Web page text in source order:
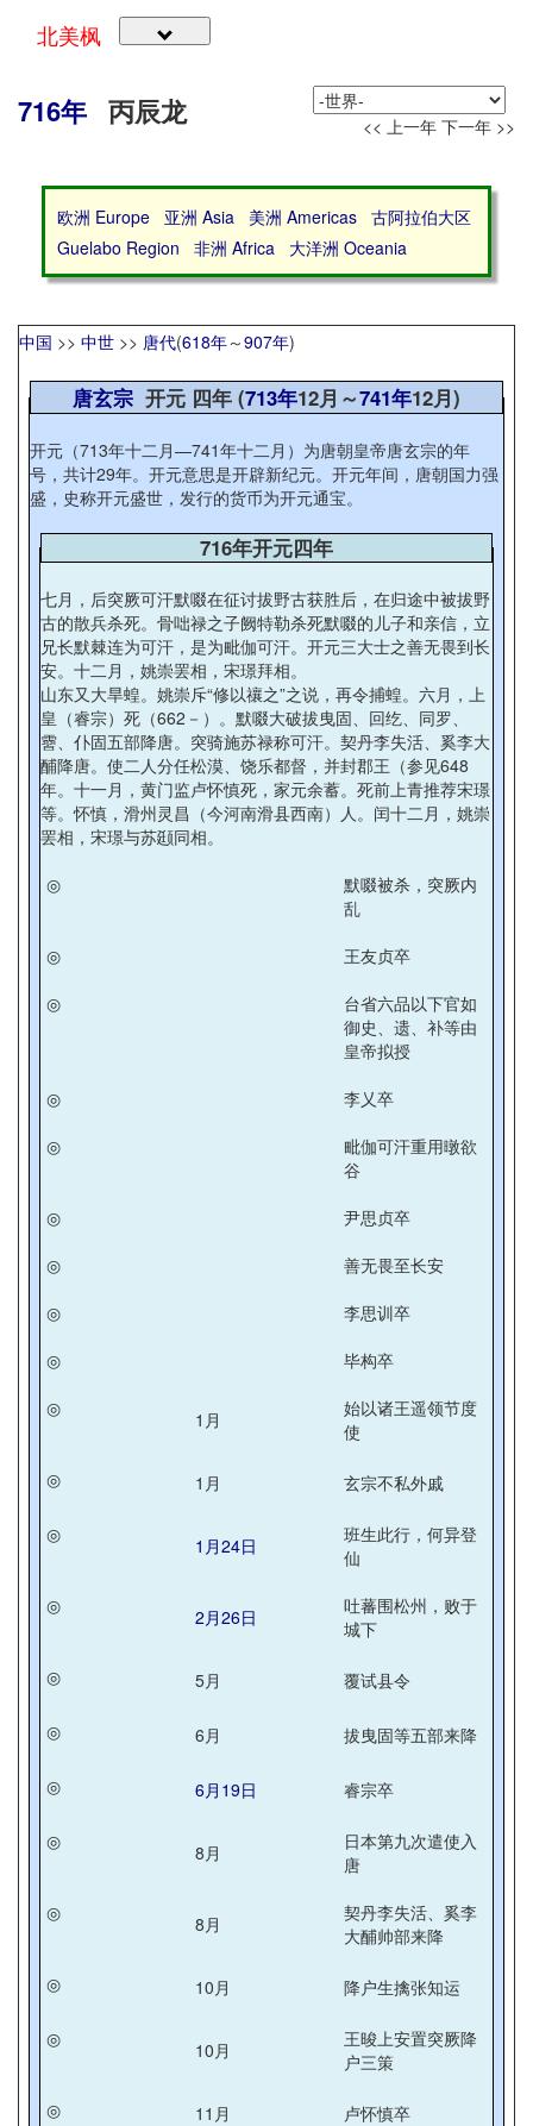
北美枫
716年 丙辰龙 << 上一年 下一年 >>
欧洲 Europe 亚洲 Asia 美洲 Americas
古阿拉伯大区
Guelabo Region
非洲 Africa 大洋洲 Oceania
中国 >> 中世 >> 唐代(618年～907年)
唐玄宗开元 四年 (713年12月～741年12月)
开元（713年十二月—741年十二月）为唐朝皇帝唐玄宗的年
号，共计29年。开元意思是开辟新纪元。开元年间，唐朝国力强
盛，史称开元盛世，发行的货币为开元通宝。
716年开元四年
七月，后突厥可汗默啜在征讨拔野古获胜后，在归途中被拔野
古的散兵杀死。骨咄禄之子阙特勒杀死默啜的儿子和亲信，立
兄长默棘连为可汗，是为毗伽可汗。开元三大士之善无畏到长
安。十二月，姚崇罢相，宋璟拜相。
山东又大旱蝗。姚崇斥“修以禳之”之说，再令捕蝗。六月，上
皇（睿宗）死（662－）。默啜大破拔曳固、回纥、同罗、
霫、仆固五部降唐。突骑施苏禄称可汗。契丹李失活、奚李大
酺降唐。使二人分任松漠、饶乐都督，并封郡王（参见648
年。十一月，黄门监卢怀慎死，家元余蓄。死前上青推荐宋璟
等。怀慎，滑州灵昌（今河南滑县西南）人。闰十二月，姚崇
罢相，宋璟与苏颋同相。
◎
默啜被杀，突厥内
乱
◎
王友贞卒
◎
台省六品以下官如
御史、遗、补等由
皇帝拟授
◎
李乂卒
◎
毗伽可汗重用暾欲
谷
◎
尹思贞卒
◎
善无畏至长安
◎
李思训卒
◎
毕构卒
◎
1月
始以诸王遥领节度
使
◎
1月 玄宗不私外戚
◎ 1月24日
班生此行，何异登
仙
◎
2月26日
吐蕃围松州，败于
城下
◎
5月 覆试县令
◎ 6月 拔曳固等五部来降
◎ 6月19日 睿宗卒
◎ 8月
日本第九次遣使入
唐
◎
8月
契丹李失活、奚李
大酺帅部来降
◎
10月 降户生擒张知运
◎ 10月
王晙上安置突厥降
户三策
◎
11月 卢怀慎卒